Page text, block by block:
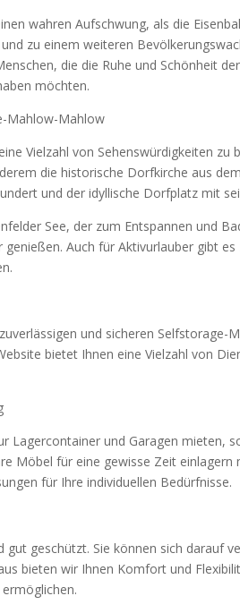
wahren Aufschwung, als die
zu einem weiteren
die die Ruhe und Schönheit
möchten.
Mahlow-Mahlow
Vielzahl von Sehenswürdigkeiten zu
die historische Dorfkirche aus
und der idyllische Dorfplatz mit
See, der zum Entspannen und
Auch für Aktivurlauber gibt
und sicheren Selfstorage-
bietet Ihnen eine Vielzahl von
Lagercontainer und Garagen mieten,
Möbel für eine gewisse Zeit
für Ihre individuellen Bedürfnisse.
gut geschützt. Sie können sich darauf
bieten wir Ihnen Komfort und